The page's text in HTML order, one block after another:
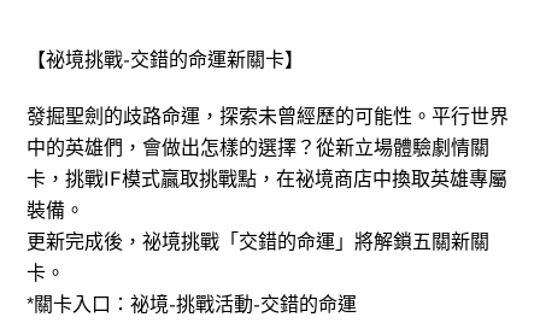
【祕境挑戰-交錯的命運新關卡】
發掘聖劍的歧路命運，探索未曾經歷的可能性。平行世界
中的英雄們，會做出怎樣的選擇？從新立場體驗劇情關
卡，挑戰IF模式贏取挑戰點，在祕境商店中換取英雄專屬
裝備。
更新完成後，祕境挑戰「交錯的命運」將解鎖五關新關
卡。
*關卡入口：祕境-挑戰活動-交錯的命運